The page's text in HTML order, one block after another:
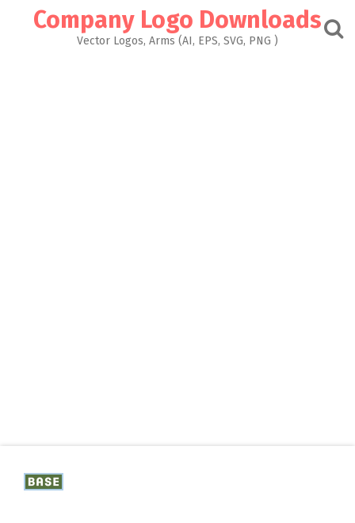
Company Logo Downloads
Vector Logos, Arms (AI, EPS, SVG, PNG )